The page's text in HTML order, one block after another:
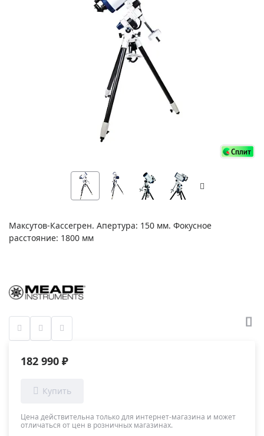
Максутов-Кассегрен. Апертура: 150 мм. Фокусное
расстояние: 1800 мм
182 990 ₽
Цена действительна только для интернет-магазина и может
отличаться от цен в розничных магазинах.